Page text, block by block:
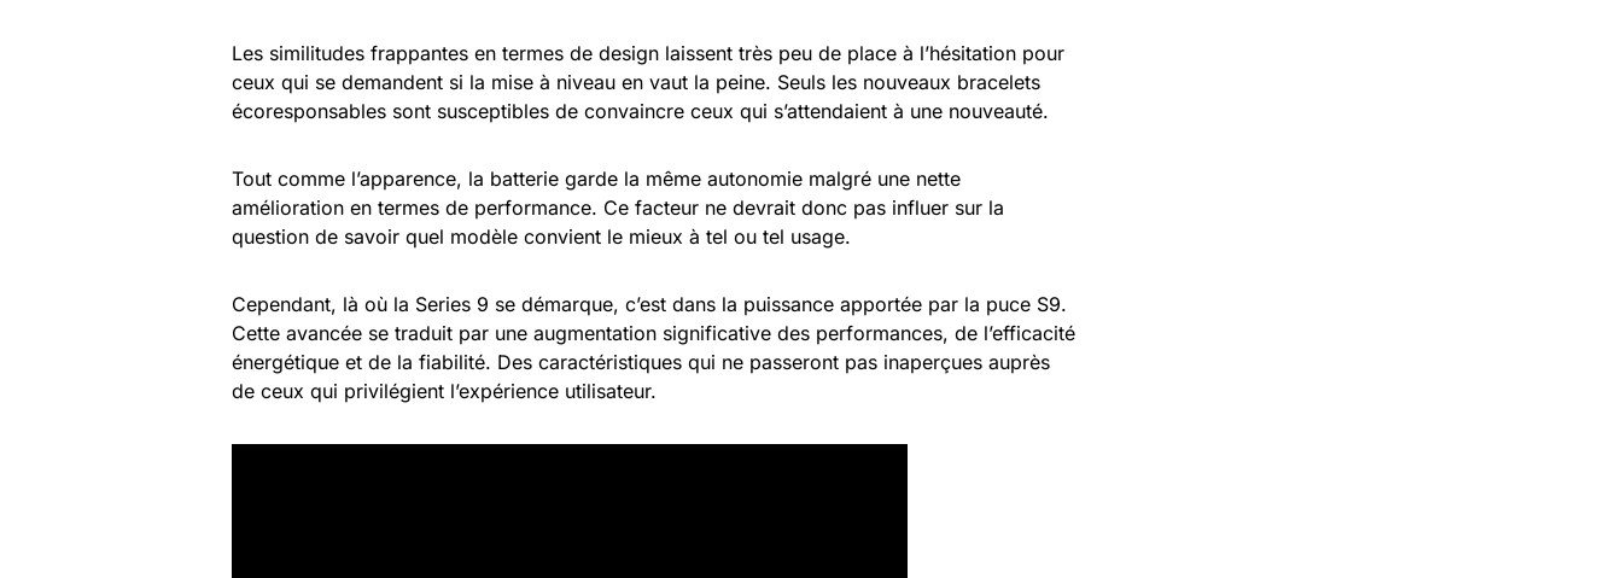
Les similitudes frappantes en termes de design laissent très peu de place à l’hésitation pour
ceux qui se demandent si la mise à niveau en vaut la peine. Seuls les nouveaux bracelets
écoresponsables sont susceptibles de convaincre ceux qui s’attendaient à une nouveauté.
Tout comme l’apparence, la batterie garde la même autonomie malgré une nette
amélioration en termes de performance. Ce facteur ne devrait donc pas influer sur la
question de savoir quel modèle convient le mieux à tel ou tel usage.
Cependant, là où la Series 9 se démarque, c’est dans la puissance apportée par la puce S9.
Cette avancée se traduit par une augmentation significative des performances, de l’efficacité
énergétique et de la fiabilité. Des caractéristiques qui ne passeront pas inaperçues auprès
de ceux qui privilégient l’expérience utilisateur.